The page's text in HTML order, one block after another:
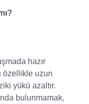
hazır
özellikle uzun
yükü azaltır.
bulunmamak,